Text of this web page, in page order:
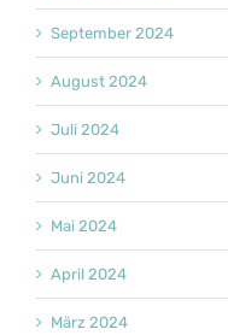
September 2024
August 2024
Juli 2024
Juni 2024
Mai 2024
April 2024
März 2024